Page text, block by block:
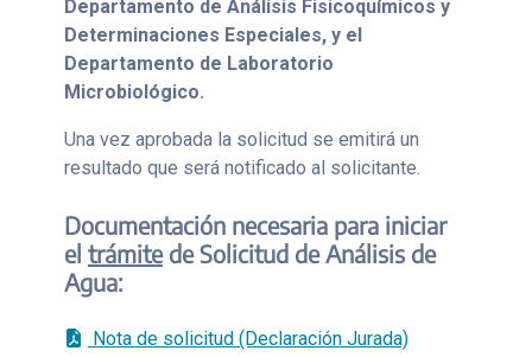
Departamento de Análisis Fisicoquímicos y
Determinaciones Especiales, y el
Departamento de Laboratorio
Microbiológico.
Una vez aprobada la solicitud se emitirá un
resultado que será notificado al solicitante.
Documentación necesaria para iniciar
el trámitede Solicitud de Análisis de
Agua:
Nota de solicitud (Declaración Jurada)